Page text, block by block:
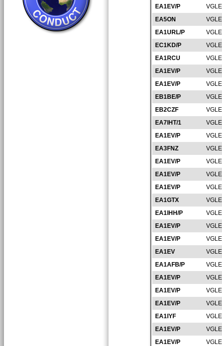
EA1EV/P
EA5ON
EA1URL/P
EC1KD/P
EA1RCU
EA1EV/P
EA1EV/P
EB1BE/P
EB2CZF
EA7IHT/1
EA1EV/P
EA3FNZ
EA1EV/P
EA1EV/P
EA1EV/P
EA1GTX
EA1IHH/P
EA1EV/P
EA1EV/P
EA1EV
EA1AFB/P
EA1EV/P
EA1EV/P
EA1EV/P
EA1IYF
EA1EV/P
EA1EV/P